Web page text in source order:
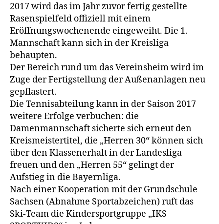
2017 wird das im Jahr zuvor fertig gestellte
Rasenspielfeld offiziell mit einem
Eröffnungswochenende eingeweiht. Die 1.
Mannschaft kann sich in der Kreisliga
behaupten.
Der Bereich rund um das Vereinsheim wird im
Zuge der Fertigstellung der Außenanlagen neu
gepflastert.
Die Tennisabteilung kann in der Saison 2017
weitere Erfolge verbuchen: die
Damenmannschaft sicherte sich erneut den
Kreismeistertitel, die „Herren 30“ können sich
über den Klassenerhalt in der Landesliga
freuen und den „Herren 55“ gelingt der
Aufstieg in die Bayernliga.
Nach einer Kooperation mit der Grundschule
Sachsen (Abnahme Sportabzeichen) ruft das
Ski-Team die Kindersportgruppe „IKS